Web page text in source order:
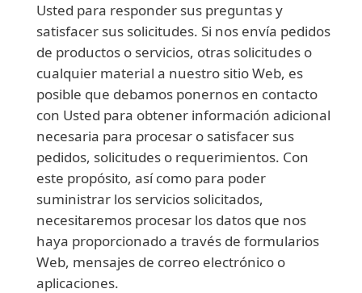
Usted para responder sus preguntas y
satisfacer sus solicitudes. Si nos envía pedidos
de productos o servicios, otras solicitudes o
cualquier material a nuestro sitio Web, es
posible que debamos ponernos en contacto
con Usted para obtener información adicional
necesaria para procesar o satisfacer sus
pedidos, solicitudes o requerimientos. Con
este propósito, así como para poder
suministrar los servicios solicitados,
necesitaremos procesar los datos que nos
haya proporcionado a través de formularios
Web, mensajes de correo electrónico o
aplicaciones.